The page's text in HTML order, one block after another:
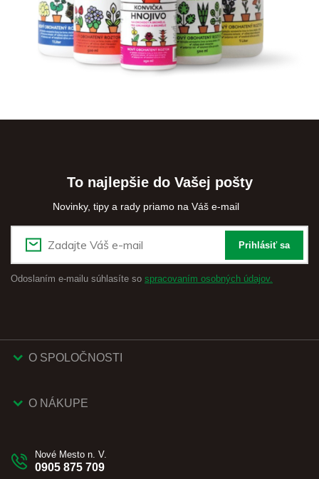
To najlepšie do Vašej pošty
Novinky, tipy a rady priamo na Váš e-mail
Prihlásiť sa
Odoslaním e-mailu súhlasíte so spracovaním osobných údajov.
O SPOLOČNOSTI
O NÁKUPE
Nové Mesto n. V.
0905 875 709